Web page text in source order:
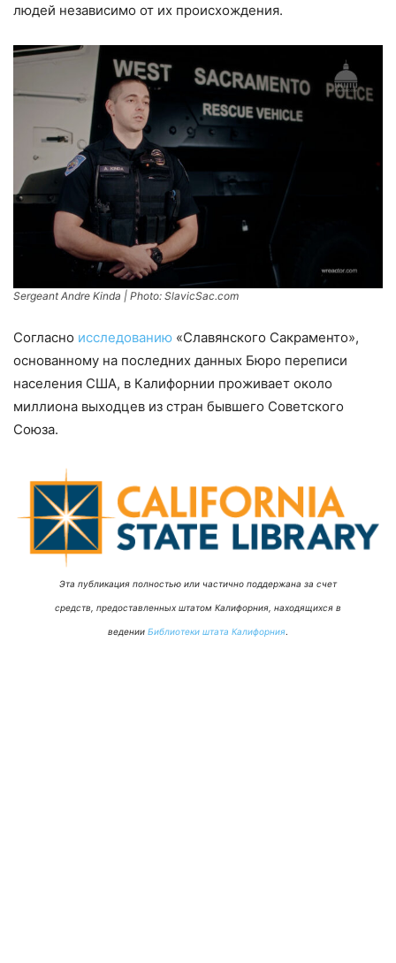
людей независимо от их происхождения.
Sergeant Andre Kinda | Photo: SlavicSac.com
Согласно исследованию «Славянского Сакраменто»,
основанному на последних данных Бюро переписи
населения США, в Калифорнии проживает около
миллиона выходцев из стран бывшего Советского
Союза.
Эта публикация полностью или частично поддержана за счет
средств, предоставленных штатом Калифорния, находящихся в
ведении Библиотеки штата Калифорния.